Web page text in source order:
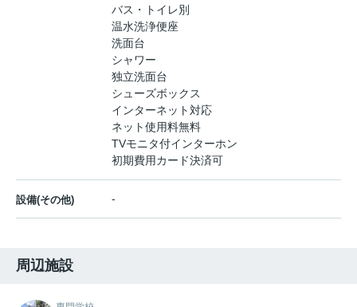
バス・トイレ別
温水洗浄便座
洗面台
シャワー
独立洗面台
シューズボックス
インターネット対応
ネット使用料無料
TVモニタ付インターホン
初期費用カード決済可
設備(その他) -
周辺施設